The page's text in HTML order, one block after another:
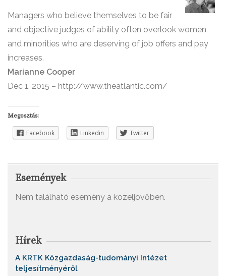
Managers who believe themselves to be fair
and objective judges of ability often overlook women
and minorities who are deserving of job offers and pay
increases.
Marianne Cooper
Dec 1, 2015 – http://www.theatlantic.com/
Megosztás:
Facebook Linkedin Twitter
Események
Nem található esemény a közeljövőben.
Hírek
A KRTK Közgazdaság-tudományi Intézet
teljesítményéről